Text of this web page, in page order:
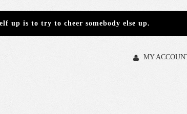
up is to try to cheer somebody else up.
MY